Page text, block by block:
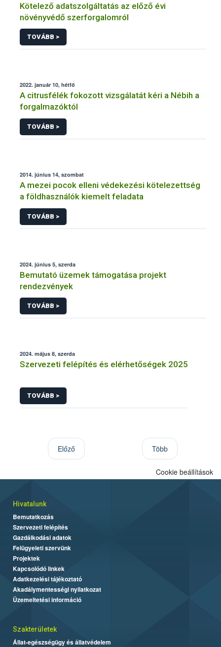
Kötelező adatszolgáltatás az előző évi
növényvédő szerforgalomról
TOVÁBB >
2022. január 10, hétfő
A citrusfélék fokozott vizsgálatát kéri a Nébih a
forgalmazóktól
TOVÁBB >
2014. június 14, szombat
A mezei pocok elleni védekezési kötelezettség
a földhasználók kiemelt feladata
TOVÁBB >
2024. június 5, szerda
Bemutató üzemek támogatása projekt
rendezvények
TOVÁBB >
2024. május 8, szerda
Szervezeti felépítés és elérhetőségek 2025
TOVÁBB >
Előző Több
Cookie beállítások
Hivatalunk
Bemutatkozás
Szervezeti felépítés
Gazdálkodási adatok
Felügyeleti szervünk
Projektek
Kapcsolódó linkek
Adatkezelési tájékoztató
Akadálymentességi nyilatkozat
Üzemeltetési információ
Szakterületek
Állat-egészségügy és állatvédelem